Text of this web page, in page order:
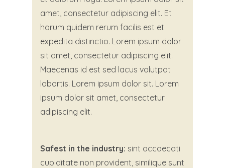
amet, consectetur adipiscing elit. Et
harum quidem rerum facilis est et
expedita distinctio. Lorem ipsum dolor
sit amet, consectetur adipiscing elit.
Maecenas id est sed lacus volutpat
lobortis. Lorem ipsum dolor sit. Lorem
ipsum dolor sit amet, consectetur
adipiscing elit.
Safest in the industry: sint occaecati
cupiditate non provident, similique sunt